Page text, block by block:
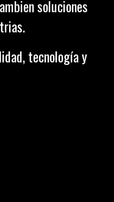
soluciones
tecnología y